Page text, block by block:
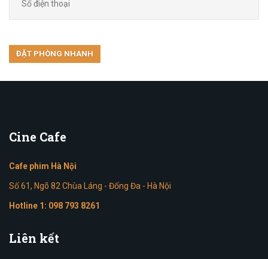
Cine Cafe
Cafe phim Hà Nội
Số 61, Ngõ 82 Chùa Láng - Đống Đa - Hà Nội
Hotline 1: 098 793 8261
Liên kết